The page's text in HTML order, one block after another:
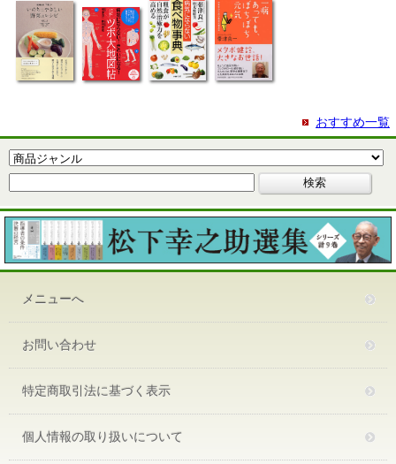
おすすめ一覧
メニューへ
お問い合わせ
特定商取引法に基づく表示
個人情報の取り扱いについて